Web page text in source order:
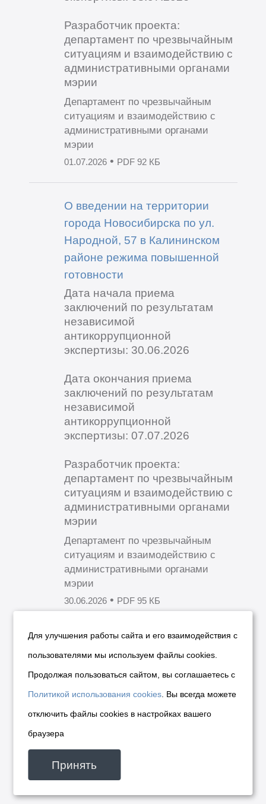
Разработчик проекта:
департамент по чрезвычайным
ситуациям и взаимодействию с
административными органами
мэрии
Департамент по чрезвычайным
ситуациям и взаимодействию с
административными органами
мэрии
01.07.2026• PDF 92 КБ
О введении на территории
города Новосибирска по ул.
Народной, 57 в Калининском
районе режима повышенной
готовности
Дата начала приема
заключений по результатам
независимой
антикоррупционной
экспертизы: 30.06.2026
Дата окончания приема
заключений по результатам
независимой
антикоррупционной
экспертизы: 07.07.2026
Разработчик проекта:
департамент по чрезвычайным
ситуациям и взаимодействию с
административными органами
мэрии
Департамент по чрезвычайным
ситуациям и взаимодействию с
административными органами
мэрии
30.06.2026• PDF 95 КБ
О введении на территории
города Новосибирска по пер. 2-
му Римского-Корсакова, 3 в
Ленинском районе режима
повышенной готовности
заключений по результатам
независимой
Для улучшения работы сайта и его взаимодействия с
пользователями мы используем файлы cookies.
Продолжая пользоваться сайтом, вы соглашаетесь с
Политикой использования cookies . Вы всегда можете
отключить файлы cookies в настройках вашего
браузера
Принять